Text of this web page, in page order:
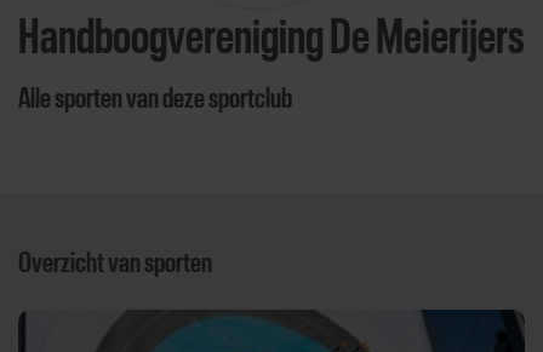
Handboogvereniging De Meierijers
Alle sporten van deze sportclub
Overzicht van sporten